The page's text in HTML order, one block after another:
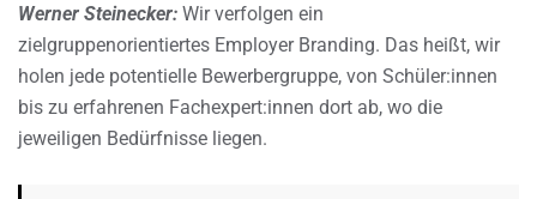
Werner Steinecker: Wir verfolgen ein
zielgruppenorientiertes Employer Branding. Das heißt, wir
holen jede potentielle Bewerbergruppe, von Schüler:innen
bis zu erfahrenen Fachexpert:innen dort ab, wo die
jeweiligen Bedürfnisse liegen.